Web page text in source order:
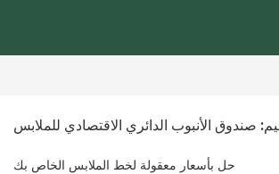
صندوق الأنبوب الدائري الاقتصادي للملابس
حل بأسعار معقولة لخط الملابس الخاص بك